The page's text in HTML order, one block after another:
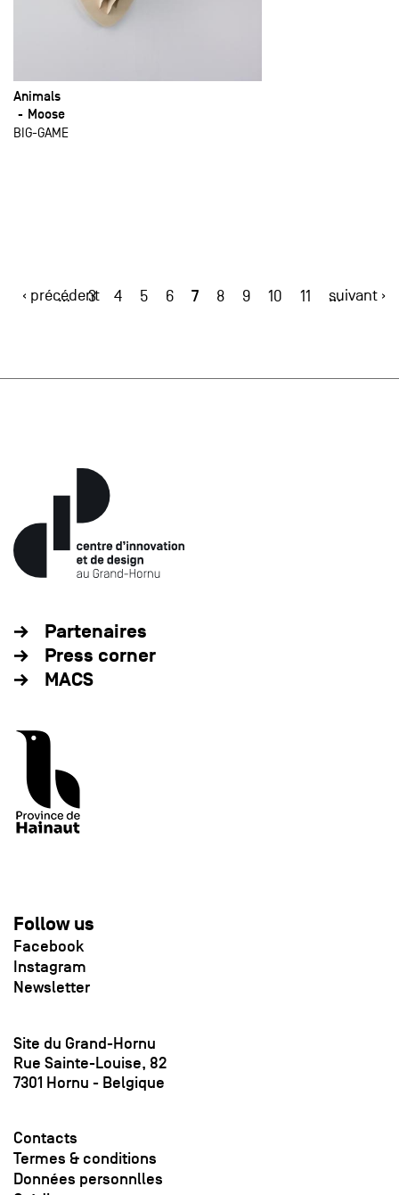
Animals
Moose
BIG-GAME
‹ précédent
… 3 4 5 6 7 8 9 10 11 …
suivant ›
Partenaires
Press corner
MACS
Follow us
Facebook
Instagram
Newsletter
Site du Grand-Hornu
Rue Sainte-Louise, 82
7301 Hornu - Belgique
Contacts
Termes & conditions
Données personnlles